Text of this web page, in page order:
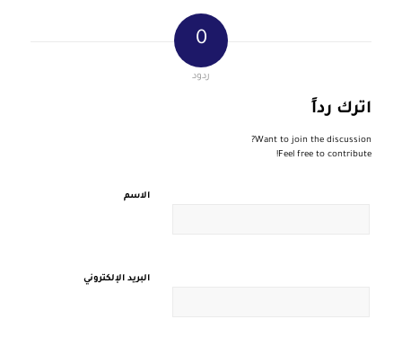
0
ردود
اترك رداً
Want to join the discussion?
Feel free to contribute!
الاسم
البريد الإلكتروني